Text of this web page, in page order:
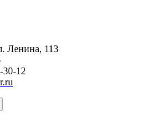
Ленина, 113
30-12